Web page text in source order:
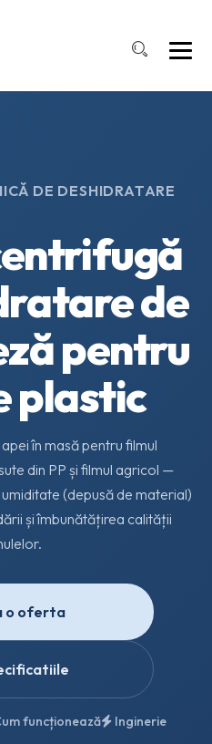
DE DESHIDRATARE
de
pentru
plastic
în masă pentru filmul
din PP și filmul agricol —
(depusă de material)
și îmbunătățirea calității
o oferta
funcționează
Inginerie